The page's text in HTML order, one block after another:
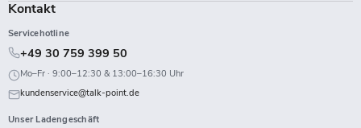
Kontakt
Servicehotline
+49 30 759 399 50
Mo–Fr · 9:00–12:30 & 13:00–16:30 Uhr
kundenservice@talk-point.de
Unser Ladengeschäft